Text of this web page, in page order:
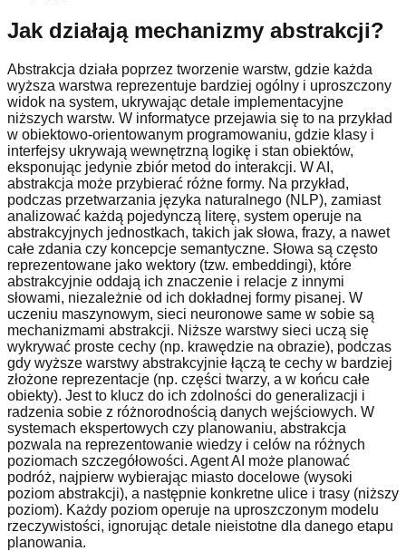
Jak działają mechanizmy abstrakcji?
Abstrakcja działa poprzez tworzenie warstw, gdzie każda
wyższa warstwa reprezentuje bardziej ogólny i uproszczony
widok na system, ukrywając detale implementacyjne
niższych warstw. W informatyce przejawia się to na przykład
w obiektowo-orientowanym programowaniu, gdzie klasy i
interfejsy ukrywają wewnętrzną logikę i stan obiektów,
eksponując jedynie zbiór metod do interakcji. W AI,
abstrakcja może przybierać różne formy. Na przykład,
podczas przetwarzania języka naturalnego (NLP), zamiast
analizować każdą pojedynczą literę, system operuje na
abstrakcyjnych jednostkach, takich jak słowa, frazy, a nawet
całe zdania czy koncepcje semantyczne. Słowa są często
reprezentowane jako wektory (tzw. embeddingi), które
abstrakcyjnie oddają ich znaczenie i relacje z innymi
słowami, niezależnie od ich dokładnej formy pisanej. W
uczeniu maszynowym, sieci neuronowe same w sobie są
mechanizmami abstrakcji. Niższe warstwy sieci uczą się
wykrywać proste cechy (np. krawędzie na obrazie), podczas
gdy wyższe warstwy abstrakcyjnie łączą te cechy w bardziej
złożone reprezentacje (np. części twarzy, a w końcu całe
obiekty). Jest to klucz do ich zdolności do generalizacji i
radzenia sobie z różnorodnością danych wejściowych. W
systemach ekspertowych czy planowaniu, abstrakcja
pozwala na reprezentowanie wiedzy i celów na różnych
poziomach szczegółowości. Agent AI może planować
podróż, najpierw wybierając miasto docelowe (wysoki
poziom abstrakcji), a następnie konkretne ulice i trasy (niższy
poziom). Każdy poziom operuje na uproszczonym modelu
rzeczywistości, ignorując detale nieistotne dla danego etapu
planowania.